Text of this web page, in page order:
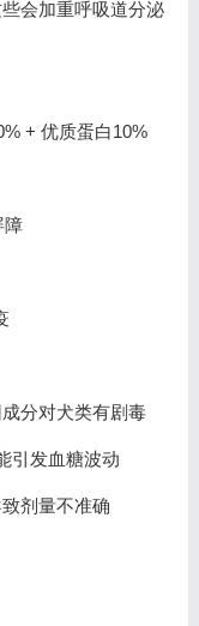
会加重呼吸道分泌
+ 优质蛋白10%
障
分对犬类有剧毒
引发血糖波动
剂量不准确